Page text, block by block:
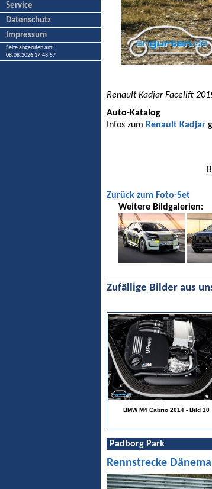
Service
Datenschutz
Impressum
Seite abgerufen am:
08.08.2026 17:48:57
Renault Kadjar Facelift
Auto-Katalog
Infos zum Renault Kadjar
Zurück zum Foto-Set
Weitere Bildgalerien:
Zufällige Bilder aus
BMW M4 Cabrio 2014 - Bild 10
Padborg Park
Rennstrecke